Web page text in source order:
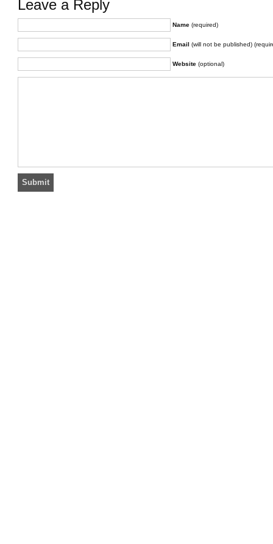
Leave a Reply
Name (required)
Email (will not be published)
Website (optional)